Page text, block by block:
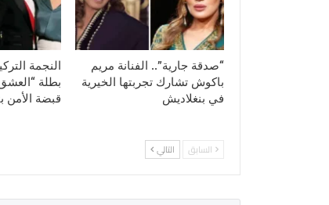
“صدقة جارية”.. الفنانة مريم
باكوش تشارك تجربتها الخيرية
في بنغلاديش
النجمة
بطلة
قبضة الأمن
السابق التالي